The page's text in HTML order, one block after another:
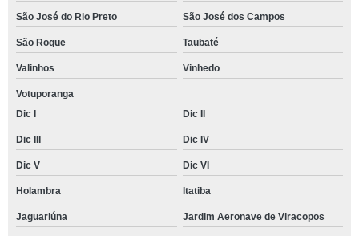
São José do Rio Preto São José dos Campos
São Roque Taubaté
Valinhos Vinhedo
Votuporanga
Dic I
Dic II
Dic III Dic IV
Dic V Dic VI
Holambra Itatiba
Jaguariúna Jardim Aeronave de Viracopos